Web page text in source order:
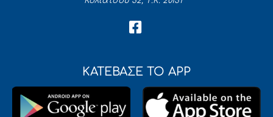
ΚΑΤΕΒΑΣΕ ΤΟ APP